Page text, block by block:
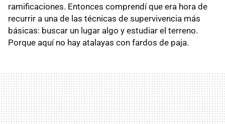
ramificaciones. Entonces comprendí que era hora de
recurrir a una de las técnicas de supervivencia más
básicas: buscar un lugar algo y estudiar el terreno.
Porque aquí no hay atalayas con fardos de paja.